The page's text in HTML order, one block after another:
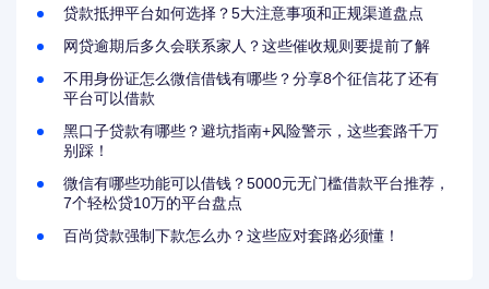
贷款抵押平台如何选择？5大注意事项和正规渠道盘点
网贷逾期后多久会联系家人？这些催收规则要提前了解
不用身份证怎么微信借钱有哪些？分享8个征信花了还有
平台可以借款
黑口子贷款有哪些？避坑指南+风险警示，这些套路千万
别踩！
微信有哪些功能可以借钱？5000元无门槛借款平台推荐，
7个轻松贷10万的平台盘点
百尚贷款强制下款怎么办？这些应对套路必须懂！